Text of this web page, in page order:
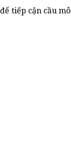
tiếp cận cầu